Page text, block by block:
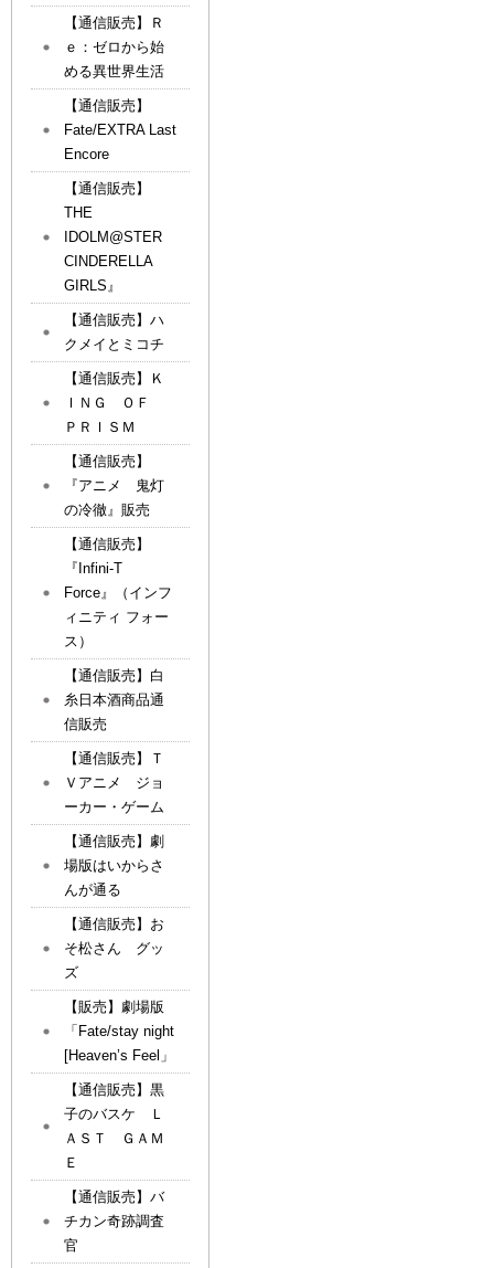
【通信販売】Ｒ
ｅ：ゼロから始
める異世界生活
【通信販売】
Fate/EXTRA Last
Encore
【通信販売】
THE
IDOLM@STER
CINDERELLA
GIRLS』
【通信販売】ハ
クメイとミコチ
【通信販売】Ｋ
ＩＮＧ ＯＦ
ＰＲＩＳＭ
【通信販売】
『アニメ 鬼灯
の冷徹』販売
【通信販売】
『Infini-T
Force』（インフ
ィニティ フォー
ス）
【通信販売】白
糸日本酒商品通
信販売
【通信販売】Ｔ
Ｖアニメ ジョ
ーカー・ゲーム
【通信販売】劇
場版はいからさ
んが通る
【通信販売】お
そ松さん グッ
ズ
【販売】劇場版
「Fate/stay night
[Heaven’s Feel」
【通信販売】黒
子のバスケ Ｌ
ＡＳＴ ＧＡＭ
Ｅ
【通信販売】バ
チカン奇跡調査
官